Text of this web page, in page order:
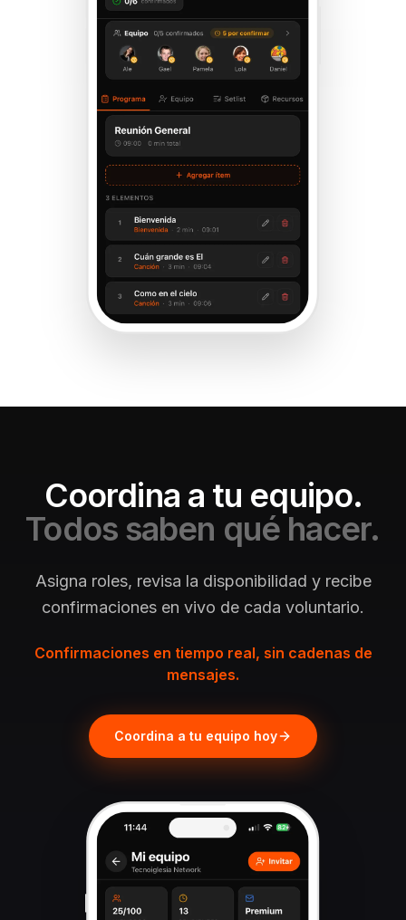
Coordina a tu equipo.
Todos saben qué hacer.
Asigna roles, revisa la disponibilidad y recibe
confirmaciones en vivo de cada voluntario.
Confirmaciones en tiempo real, sin cadenas de
mensajes.
Coordina a tu equipo hoy